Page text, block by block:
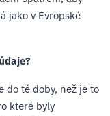
jako v Evropské
do té doby, než je to
které byly